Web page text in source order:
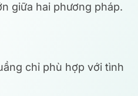
giữa hai phương pháp.
chỉ phù hợp với tình